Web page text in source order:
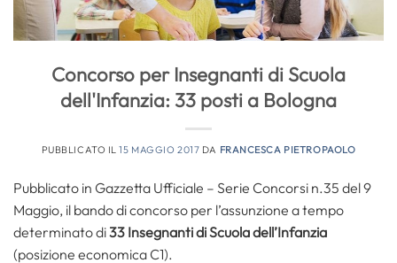
Concorso per Insegnanti di Scuola
dell'Infanzia: 33 posti a Bologna
PUBBLICATO IL15 MAGGIO 2017 DA FRANCESCA PIETROPAOLO
Pubblicato in Gazzetta Ufficiale – Serie Concorsi n.35 del 9
Maggio, il bando di concorso per l’assunzione a tempo
determinato di33 Insegnanti di Scuola dell’Infanzia
(posizione economica C1).